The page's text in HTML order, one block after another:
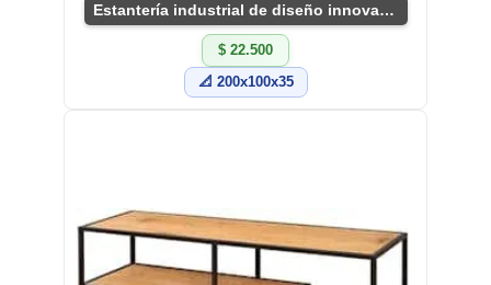
Estantería industrial de diseño innovador y funcional
$ 22.500
📐 200x100x35